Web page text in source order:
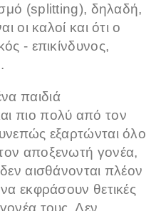
(splitting), δηλαδή,
οι καλοί και ότι ο
- επικίνδυνος,
παιδιά
πιο πολύ από τον
εξαρτώνται όλο
αποξενωτή γονέα,
αισθάνονται πλέον
εκφράσουν θετικές
τους. Δεν